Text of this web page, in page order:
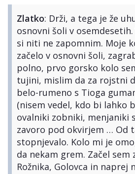
Zlatko: Drži, a tega je že
osnovni šoli v
si niti ne zapomnim. Moje
začelo v osnovni šoli,
polno, prvo gorsko kolo
tujini, mislim da za rojstni
belo-rumeno s Tioga
(nisem vedel, kdo bi lahko
ovalniki zobniki, menjaniki
zavoro pod okvirjem … Od
stopnjevalo. Kolo mi je
da nekam grem. Začel sem
Rožnika, Golovca in naprej